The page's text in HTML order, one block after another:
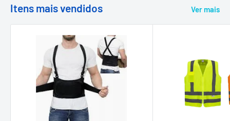
Itens mais vendidos Ver mais